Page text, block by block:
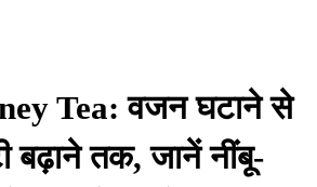
Tea: वजन घटाने से
बढ़ाने तक, जानें नींबू-